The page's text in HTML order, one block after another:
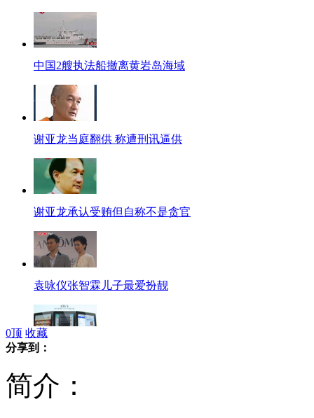
中国2艘执法船撤离黄岩岛海域
谢亚龙当庭翻供 称遭刑讯逼供
谢亚龙承认受贿但自称不是贪官
袁咏仪张智霖儿子最爱扮靓
0顶 收藏
分享到：
简介：